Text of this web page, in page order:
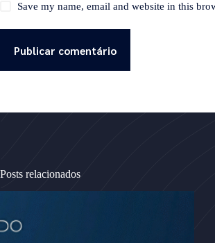
Save my name, email and website in this
Publicar comentário
Posts relacionados